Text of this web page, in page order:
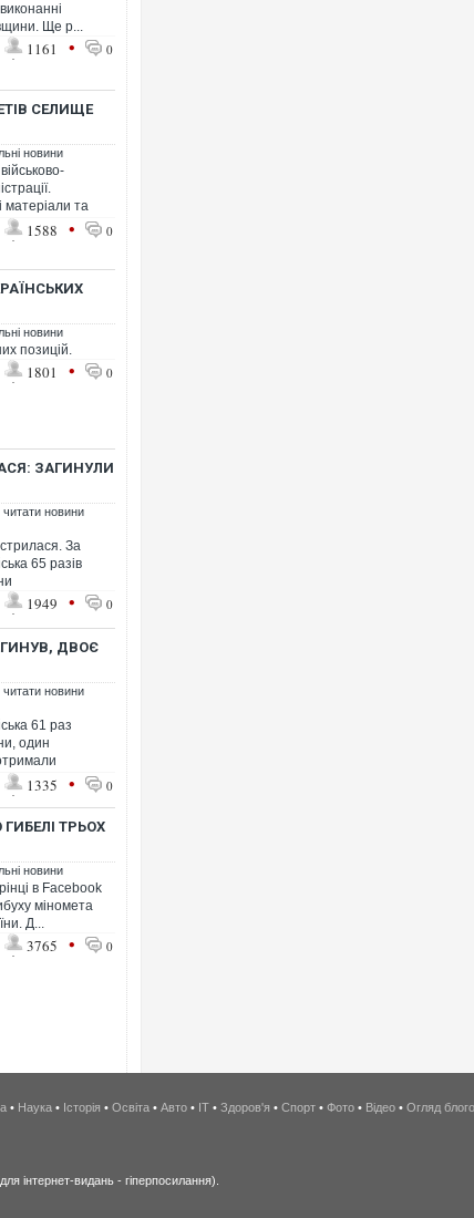
Ще р...
1161 • 0
СЕЛИЩЕ
новини
матеріали та
1588 • 0
новини
позицій.
1801 • 0
ЗАГИНУЛИ
читати новини
За
65 разів
1949 • 0
ДВОЄ
читати новини
61 раз
один
1335 • 0
ТРЬОХ
новини
в Facebook
міномета
Д...
3765 • 0
Неймар влаштував конфлікт
• Наука • Історія • Освіта • Авто • IT • Здоров'я • Спорт • Фото • Відео • Огляд
інтернет-видань - гіперпосилання).